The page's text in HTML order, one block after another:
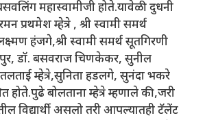
महास्वामीजी होते.यावेळी दुधनी
प्रथमेश म्हेत्रे , श्री स्वामी समर्थ
हंजगे,श्री स्वामी समर्थ सूतगिरणी
डॉ. बसवराज चिणकेकर, सुनील
म्हेत्रे,सुनिता हडलगे, सुनंदा भकरे
होते.पुढे बोलताना म्हेत्रे म्हणाले की,जरी
विद्यार्थी असलो तरी आपल्यातही टॅलेंट